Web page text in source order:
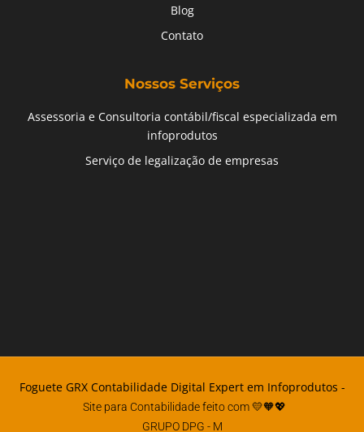
Blog
Contato
Nossos Serviços
Assessoria e Consultoria contábil/fiscal especializada em
infoprodutos
Serviço de legalização de empresas
Foguete GRX Contabilidade Digital Expert em Infoprodutos -
Site para Contabilidade feito com 💛🧡💖
GRUPO DPG - M